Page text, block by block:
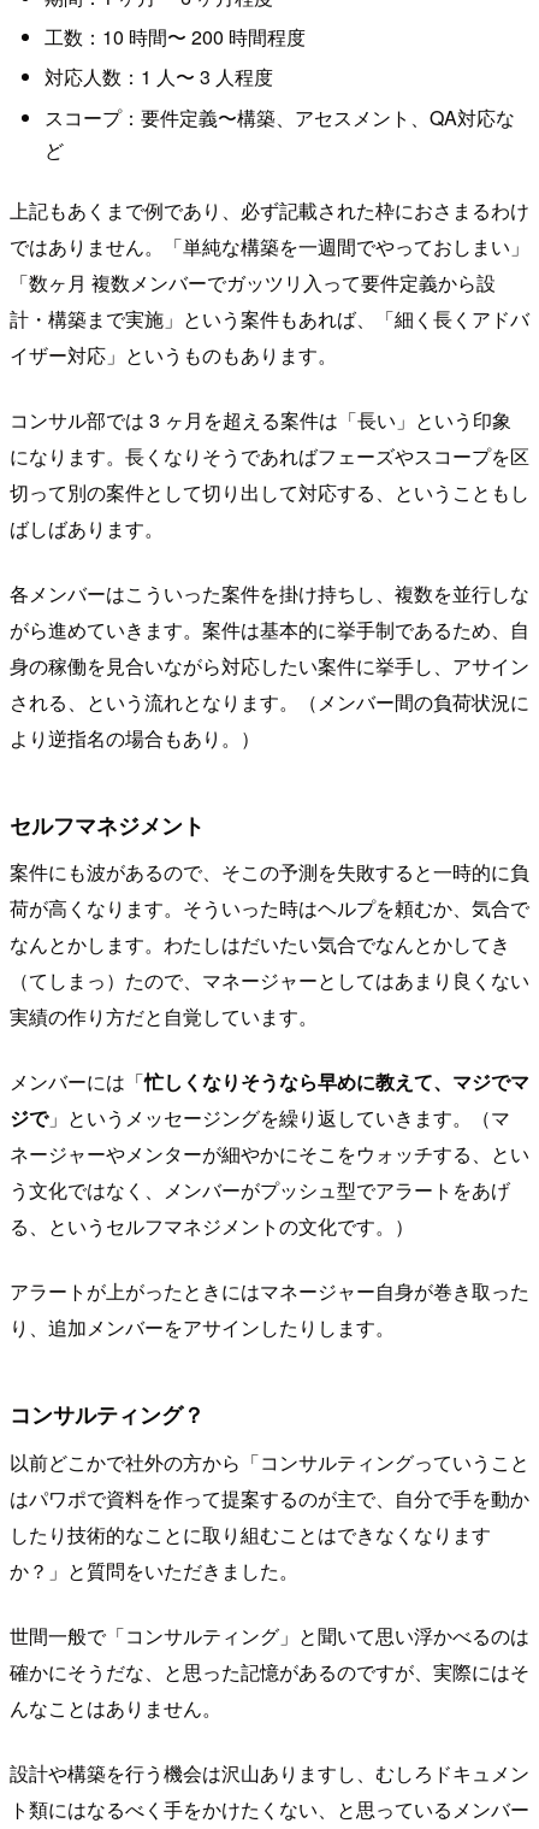
工数：10 時間〜 200 時間程度
対応人数：1 人〜 3 人程度
スコープ：要件定義〜構築、アセスメント、QA対応な
ど
上記もあくまで例であり、必ず記載された枠におさまるわけ
ではありません。「単純な構築を一週間でやっておしまい」
「数ヶ月 複数メンバーでガッツリ入って要件定義から設
計・構築まで実施」という案件もあれば、「細く長くアドバ
イザー対応」というものもあります。
コンサル部では 3 ヶ月を超える案件は「長い」という印象
になります。長くなりそうであればフェーズやスコープを区
切って別の案件として切り出して対応する、ということもし
ばしばあります。
各メンバーはこういった案件を掛け持ちし、複数を並行しな
がら進めていきます。案件は基本的に挙手制であるため、自
身の稼働を見合いながら対応したい案件に挙手し、アサイン
される、という流れとなります。（メンバー間の負荷状況に
より逆指名の場合もあり。）
セルフマネジメント
案件にも波があるので、そこの予測を失敗すると一時的に負
荷が高くなります。そういった時はヘルプを頼むか、気合で
なんとかします。わたしはだいたい気合でなんとかしてき
（てしまっ）たので、マネージャーとしてはあまり良くない
実績の作り方だと自覚しています。
メンバーには「忙しくなりそうなら早めに教えて、マジでマ
ジで」というメッセージングを繰り返していきます。（マ
ネージャーやメンターが細やかにそこをウォッチする、とい
う文化ではなく、メンバーがプッシュ型でアラートをあげ
る、というセルフマネジメントの文化です。）
アラートが上がったときにはマネージャー自身が巻き取った
り、追加メンバーをアサインしたりします。
コンサルティング？
以前どこかで社外の方から「コンサルティングっていうこと
はパワポで資料を作って提案するのが主で、自分で手を動か
したり技術的なことに取り組むことはできなくなります
か？」と質問をいただきました。
世間一般で「コンサルティング」と聞いて思い浮かべるのは
確かにそうだな、と思った記憶があるのですが、実際にはそ
んなことはありません。
設計や構築を行う機会は沢山ありますし、むしろドキュメン
ト類にはなるべく手をかけたくない、と思っているメンバー